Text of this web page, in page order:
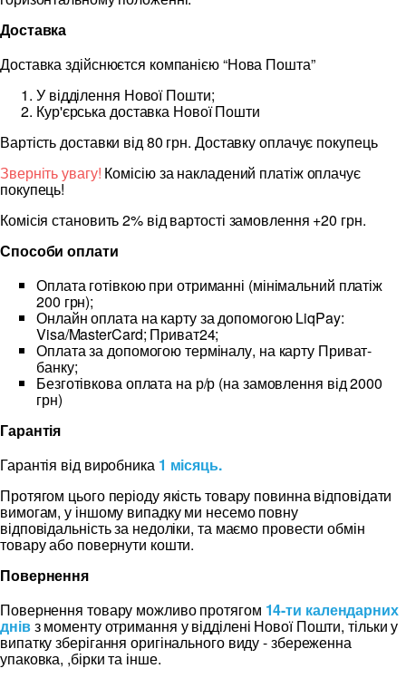
Доставка
Доставка здійснюєтся компанією “Нова Пошта”
У відділення Нової Пошти;
Кур'єрська доставка Нової Пошти
Вартість доставки від 80 грн. Доставку оплачує покупець
Зверніть увагу! Комісію за накладений платіж оплачує
покупець!
Комісія становить 2% від вартості замовлення +20 грн.
Способи оплати
Оплата готівкою при отриманні (мінімальний платіж
200 грн);
Онлайн оплата на карту за допомогою LiqPay:
Visa/MasterCard; Приват24;
Оплата за допомогою терміналу, на карту Приват-
банку;
Безготівкова оплата на р/р (на замовлення від 2000
грн)
Гарантія
Гарантія від виробника 1 місяць.
Протягом цього періоду якість товару повинна відповідати
вимогам, у іншому випадку ми несемо повну
відповідальність за недоліки, та маємо провести обмін
товару або повернути кошти.
Повернення
Повернення товару можливо протягом 14-ти календарних
днівз моменту отримання у відділені Нової Пошти, тільки у
випатку зберігання оригінального виду - збереженна
упаковка, ,бірки та інше.